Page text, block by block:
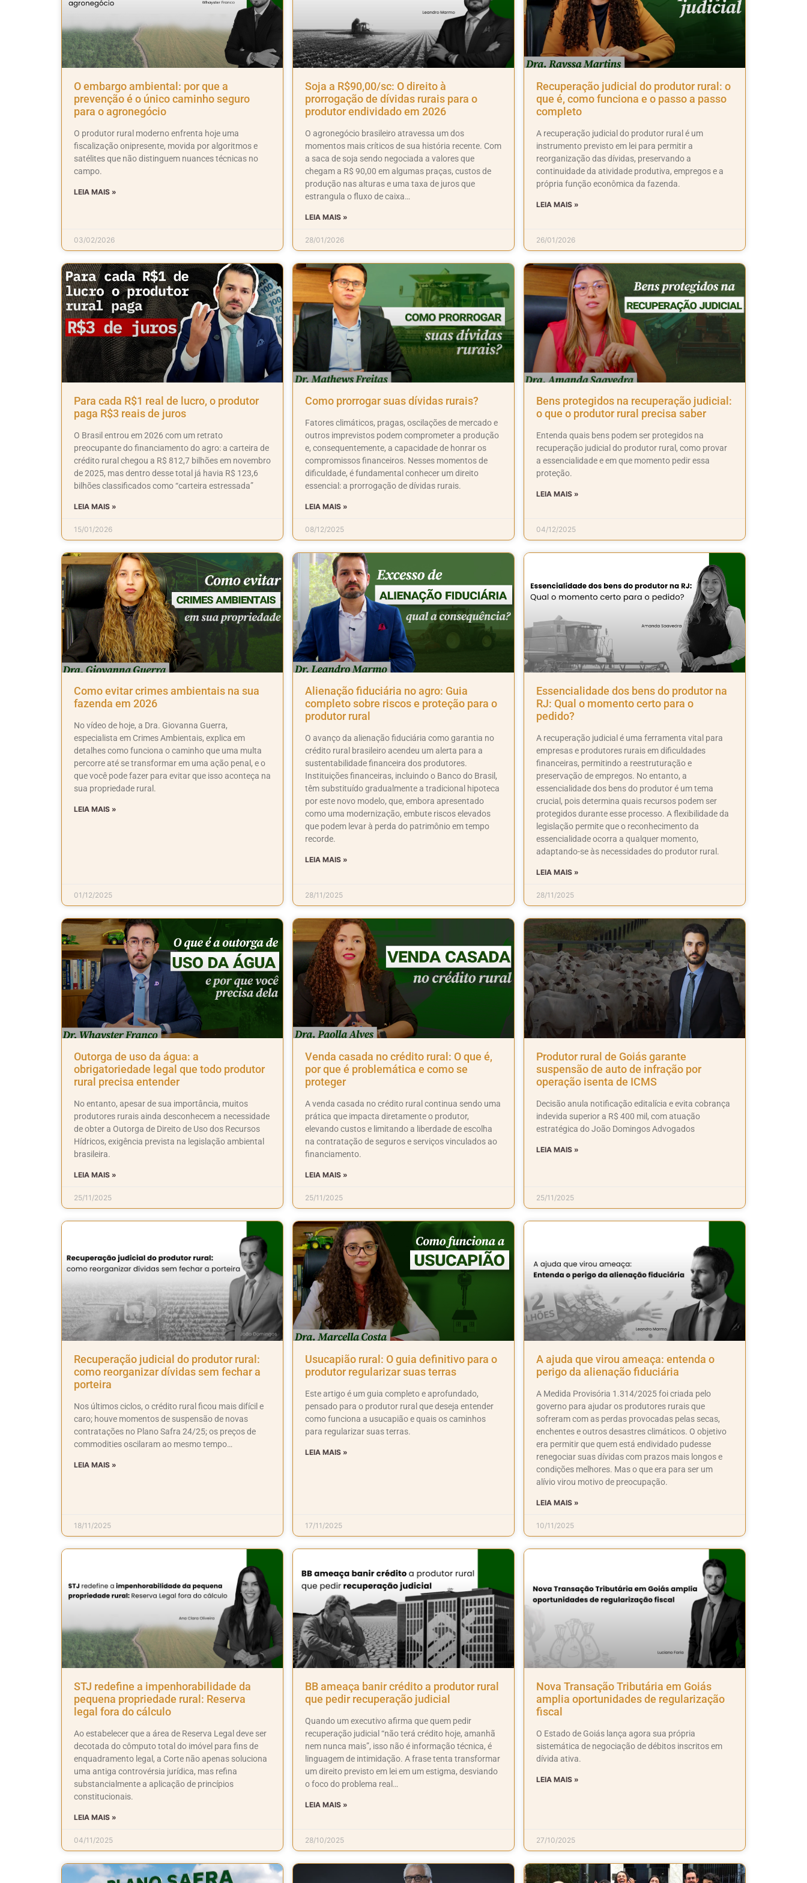
O embargo ambiental: por que a
prevenção é o único caminho seguro
para o agronegócio
O produtor rural moderno enfrenta hoje uma
fiscalização onipresente, movida por algoritmos e
satélites que não distinguem nuances técnicas no
campo.
LEIA MAIS »
03/02/2026
Soja a R$90,00/sc: O direito à
prorrogação de dívidas rurais para o
produtor endividado em 2026
O agronegócio brasileiro atravessa um dos
momentos mais críticos de sua história recente. Com
a saca de soja sendo negociada a valores que
chegam a R$ 90,00 em algumas praças, custos de
produção nas alturas e uma taxa de juros que
estrangula o fluxo de caixa…
LEIA MAIS »
28/01/2026
Recuperação judicial do produtor rural: o
que é, como funciona e o passo a passo
completo
A recuperação judicial do produtor rural é um
instrumento previsto em lei para permitir a
reorganização das dívidas, preservando a
continuidade da atividade produtiva, empregos e a
própria função econômica da fazenda.
LEIA MAIS »
26/01/2026
Para cada R$1 real de lucro, o produtor
paga R$3 reais de juros
O Brasil entrou em 2026 com um retrato
preocupante do financiamento do agro: a carteira de
crédito rural chegou a R$ 812,7 bilhões em novembro
de 2025, mas dentro desse total já havia R$ 123,6
bilhões classificados como “carteira estressada”
LEIA MAIS »
15/01/2026
Como prorrogar suas dívidas rurais?
Fatores climáticos, pragas, oscilações de mercado e
outros imprevistos podem comprometer a produção
e, consequentemente, a capacidade de honrar os
compromissos financeiros. Nesses momentos de
dificuldade, é fundamental conhecer um direito
essencial: a prorrogação de dívidas rurais.
LEIA MAIS »
08/12/2025
Bens protegidos na recuperação judicial:
o que o produtor rural precisa saber
Entenda quais bens podem ser protegidos na
recuperação judicial do produtor rural, como provar
a essencialidade e em que momento pedir essa
proteção.
LEIA MAIS »
04/12/2025
Como evitar crimes ambientais na sua
fazenda em 2026
No vídeo de hoje, a Dra. Giovanna Guerra,
especialista em Crimes Ambientais, explica em
detalhes como funciona o caminho que uma multa
percorre até se transformar em uma ação penal, e o
que você pode fazer para evitar que isso aconteça na
sua propriedade rural.
LEIA MAIS »
01/12/2025
Alienação fiduciária no agro: Guia
completo sobre riscos e proteção para o
produtor rural
O avanço da alienação fiduciária como garantia no
crédito rural brasileiro acendeu um alerta para a
sustentabilidade financeira dos produtores.
Instituições financeiras, incluindo o Banco do Brasil,
têm substituído gradualmente a tradicional hipoteca
por este novo modelo, que, embora apresentado
como uma modernização, embute riscos elevados
que podem levar à perda do patrimônio em tempo
recorde.
LEIA MAIS »
28/11/2025
Essencialidade dos bens do produtor na
RJ: Qual o momento certo para o
pedido?
A recuperação judicial é uma ferramenta vital para
empresas e produtores rurais em dificuldades
financeiras, permitindo a reestruturação e
preservação de empregos. No entanto, a
essencialidade dos bens do produtor é um tema
crucial, pois determina quais recursos podem ser
protegidos durante esse processo. A flexibilidade da
legislação permite que o reconhecimento da
essencialidade ocorra a qualquer momento,
adaptando-se às necessidades do produtor rural.
LEIA MAIS »
28/11/2025
Outorga de uso da água: a
obrigatoriedade legal que todo produtor
rural precisa entender
No entanto, apesar de sua importância, muitos
produtores rurais ainda desconhecem a necessidade
de obter a Outorga de Direito de Uso dos Recursos
Hídricos, exigência prevista na legislação ambiental
brasileira.
LEIA MAIS »
25/11/2025
Venda casada no crédito rural: O que é,
por que é problemática e como se
proteger
A venda casada no crédito rural continua sendo uma
prática que impacta diretamente o produtor,
elevando custos e limitando a liberdade de escolha
na contratação de seguros e serviços vinculados ao
financiamento.
LEIA MAIS »
25/11/2025
Produtor rural de Goiás garante
suspensão de auto de infração por
operação isenta de ICMS
Decisão anula notificação editalícia e evita cobrança
indevida superior a R$ 400 mil, com atuação
estratégica do João Domingos Advogados
LEIA MAIS »
25/11/2025
Recuperação judicial do produtor rural:
como reorganizar dívidas sem fechar a
porteira
Nos últimos ciclos, o crédito rural ficou mais difícil e
caro; houve momentos de suspensão de novas
contratações no Plano Safra 24/25; os preços de
commodities oscilaram ao mesmo tempo…
LEIA MAIS »
18/11/2025
Usucapião rural: O guia definitivo para o
produtor regularizar suas terras
Este artigo é um guia completo e aprofundado,
pensado para o produtor rural que deseja entender
como funciona a usucapião e quais os caminhos
para regularizar suas terras.
LEIA MAIS »
17/11/2025
A ajuda que virou ameaça: entenda o
perigo da alienação fiduciária
A Medida Provisória 1.314/2025 foi criada pelo
governo para ajudar os produtores rurais que
sofreram com as perdas provocadas pelas secas,
enchentes e outros desastres climáticos. O objetivo
era permitir que quem está endividado pudesse
renegociar suas dívidas com prazos mais longos e
condições melhores. Mas o que era para ser um
alívio virou motivo de preocupação.
LEIA MAIS »
10/11/2025
STJ redefine a impenhorabilidade da
pequena propriedade rural: Reserva
legal fora do cálculo
Ao estabelecer que a área de Reserva Legal deve ser
decotada do cômputo total do imóvel para fins de
enquadramento legal, a Corte não apenas soluciona
uma antiga controvérsia jurídica, mas refina
substancialmente a aplicação de princípios
constitucionais.
LEIA MAIS »
04/11/2025
BB ameaça banir crédito a produtor rural
que pedir recuperação judicial
Quando um executivo afirma que quem pedir
recuperação judicial “não terá crédito hoje, amanhã
nem nunca mais”, isso não é informação técnica, é
linguagem de intimidação. A frase tenta transformar
um direito previsto em lei em um estigma, desviando
o foco do problema real…
LEIA MAIS »
28/10/2025
Nova Transação Tributária em Goiás
amplia oportunidades de regularização
fiscal
O Estado de Goiás lança agora sua própria
sistemática de negociação de débitos inscritos em
dívida ativa.
LEIA MAIS »
27/10/2025